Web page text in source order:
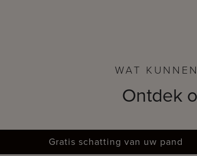
WAT
Ontdek
Gratis schatting van uw pand